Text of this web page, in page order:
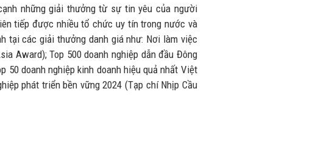
những giải thưởng từ sự tin yêu của người
tiếp được nhiều tổ chức uy tín trong nước và
tại các giải thưởng danh giá như: Nơi làm việc
Award); Top 500 doanh nghiệp dẫn đầu Đông
50 doanh nghiệp kinh doanh hiệu quả nhất Việt
phát triển bền vững 2024 (Tạp chí Nhịp Cầu